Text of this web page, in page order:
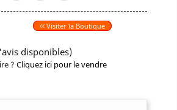
Visiter la Boutique
disponibles)
?Cliquez ici pour le vendre